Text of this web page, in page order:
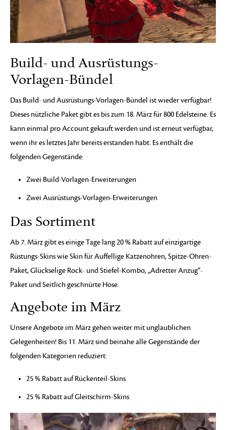
Build- und Ausrüstungs-
Vorlagen-Bündel
Das Build- und Ausrüstungs-Vorlagen-Bündel ist wieder verfügbar!
Dieses nützliche Paket gibt es bis zum 18. März für 800 Edelsteine. Es
kann einmal pro Account gekauft werden und ist erneut verfügbar,
wenn ihr es letztes Jahr bereits erstanden habt. Es enthält die
folgenden Gegenstände:
Zwei Build-Vorlagen-Erweiterungen
Zwei Ausrüstungs-Vorlagen-Erweiterungen
Das Sortiment
Ab 7. März gibt es einige Tage lang 20 % Rabatt auf einzigartige
Rüstungs-Skins wie Skin für Auffellige Katzenohren, Spitze-Ohren-
Paket, Glückselige Rock- und Stiefel-Kombo, „Adretter Anzug“-
Paket und Seitlich geschnürte Hose.
Angebote im März
Unsere Angebote im März gehen weiter mit unglaublichen
Gelegenheiten! Bis 11. März sind beinahe alle Gegenstände der
folgenden Kategorien reduziert:
25 % Rabatt auf Rückenteil-Skins
25 % Rabatt auf Gleitschirm-Skins